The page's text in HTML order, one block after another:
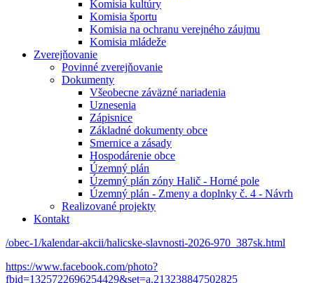
Komisia kultúry
Komisia športu
Komisia na ochranu verejného záujmu
Komisia mládeže
Zverejňovanie
Povinné zverejňovanie
Dokumenty
Všeobecne záväzné nariadenia
Uznesenia
Zápisnice
Základné dokumenty obce
Smernice a zásady
Hospodárenie obce
Územný plán
Územný plán zóny Halič - Horné pole
Územný plán - Zmeny a doplnky č. 4 - Návrh
Realizované projekty
Kontakt
/obec-1/kalendar-akcii/halicske-slavnosti-2026-970_387sk.html
https://www.facebook.com/photo?
fbid=1325722696254429&set=a.213238847502825